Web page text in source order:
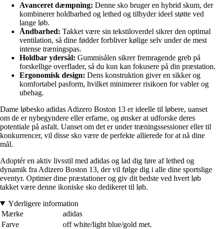
Avanceret dæmpning: Denne sko bruger en hybrid skum, der
kombinerer holdbarhed og lethed og tilbyder ideel støtte ved
lange løb.
Åndbarhed: Takket være sin tekstiloverdel sikrer den optimal
ventilation, så dine fødder forbliver kølige selv under de mest
intense træningspas.
Holdbar ydersål: Gummisålen sikrer fremragende greb på
forskellige overflader, så du kun kan fokusere på din præstation.
Ergonomisk design: Dens konstruktion giver en sikker og
komfortabel pasform, hvilket minimerer risikoen for vabler og
ubehag.
Dame løbesko adidas Adizero Boston 13 er ideelle til løbere, uanset
om de er nybegyndere eller erfarne, og ønsker at udforske deres
potentiale på asfalt. Uanset om det er under træningssessioner eller til
konkurrencer, vil disse sko være de perfekte allierede for at nå dine
mål.
Adoptér en aktiv livsstil med adidas og lad dig føre af lethed og
dynamik fra Adizero Boston 13, der vil følge dig i alle dine sportslige
eventyr. Optimer dine præstationer og giv dit bedste ved hvert løb
takket være denne ikoniske sko dedikeret til løb.
Yderligere information
Mærke
adidas
Farve
off white/light blue/gold met.